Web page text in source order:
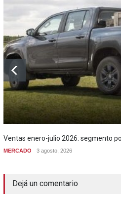
Ventas enero-julio 2026: segmento
MERCADO 3 agosto, 2026
Dejá un comentario